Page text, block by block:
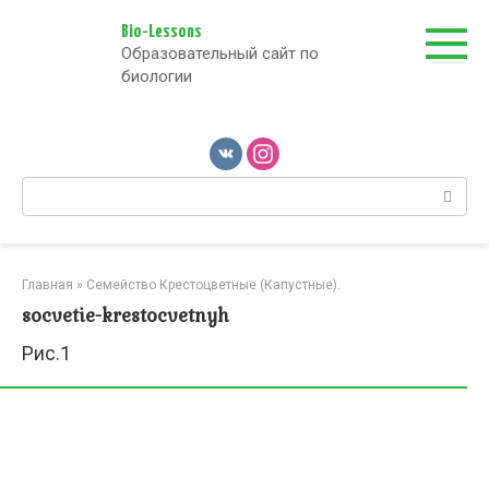
Bio-Lessons
Образовательный сайт по
биологии
Поиск:
Главная » Семейство Крестоцветные (Капустные).
socvetie-krestocvetnyh
Рис.1